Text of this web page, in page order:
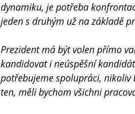
dynamiku, je potřeba
jeden s druhým už na základě
Prezident má být volen přímo
kandidovat i neúspěšní
potřebujeme spolupráci, nikoliv
ten, měli bychom všichni